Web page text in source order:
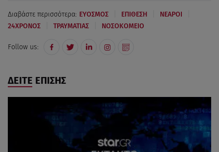
Διαβάστε περισσότερα: ΕΥΟΣΜΟΣ ΕΠΙΘΕΣΗ ΝΕΑΡΟΙ
24ΧΡΟΝΟΣ ΤΡΑΥΜΑΤΙΑΣ ΝΟΣΟΚΟΜΕΙΟ
Follow us:
ΔΕΙΤΕ ΕΠΙΣΗΣ